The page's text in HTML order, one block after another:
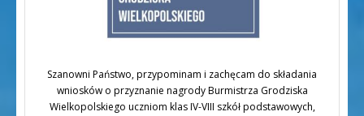
Szanowni Państwo, przypominam i zachęcam do składania
wniosków o przyznanie nagrody Burmistrza Grodziska
Wielkopolskiego uczniom klas IV-VIII szkół podstawowych,